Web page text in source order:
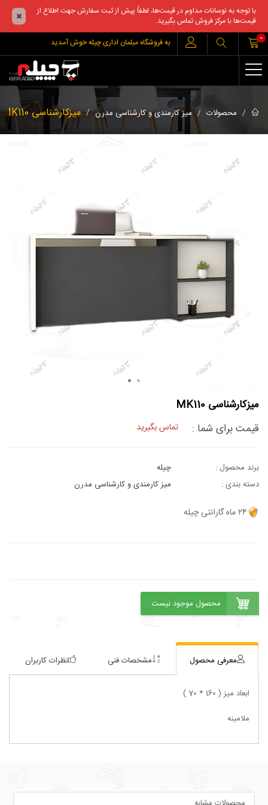
با توجه به نوسانات مداوم در قیمت‌ها، لطفاً پیش از ثبت سفارش جهت اطلاع از
قیمت‌ها با مرکز فروش تماس بگیرید.
به فروشگاه مبلمان اداری چیله خوش آمدید
0
محصولات میز کارمندی و کارشناسی مدرن میزکارشناسی MK110
میزکارشناسی MK110
قیمت برای شما :
تماس بگیرید
برند محصول :
چیله
دسته بندی :
میز کارمندی و کارشناسی مدرن
۲۴ ماه گارانتی چیله
معرفی محصول مشخصات فنی نظرات کاربران
ابعاد میز ( 160 * 70 )
ملامینه